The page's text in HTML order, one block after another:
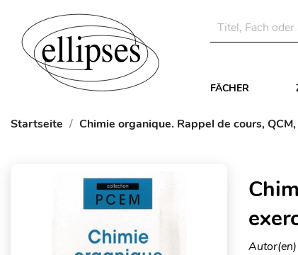
FÄCHER
Startseite Chimie organique. Rappel de cours,
Autor(en)